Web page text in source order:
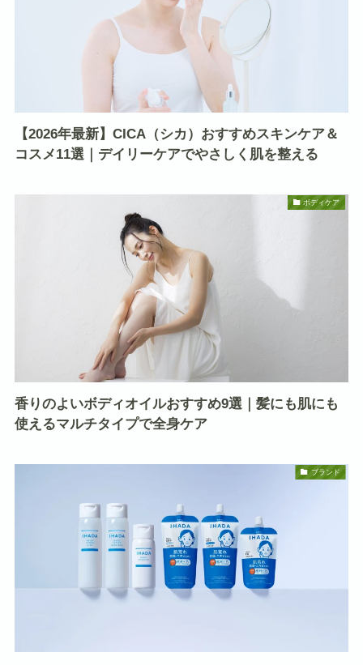
【2026年最新】CICA（シカ）おすすめスキンケア＆
コスメ11選｜デイリーケアでやさしく肌を整える
ボディケア
香りのよいボディオイルおすすめ9選｜髪にも肌にも
使えるマルチタイプで全身ケア
ブランド